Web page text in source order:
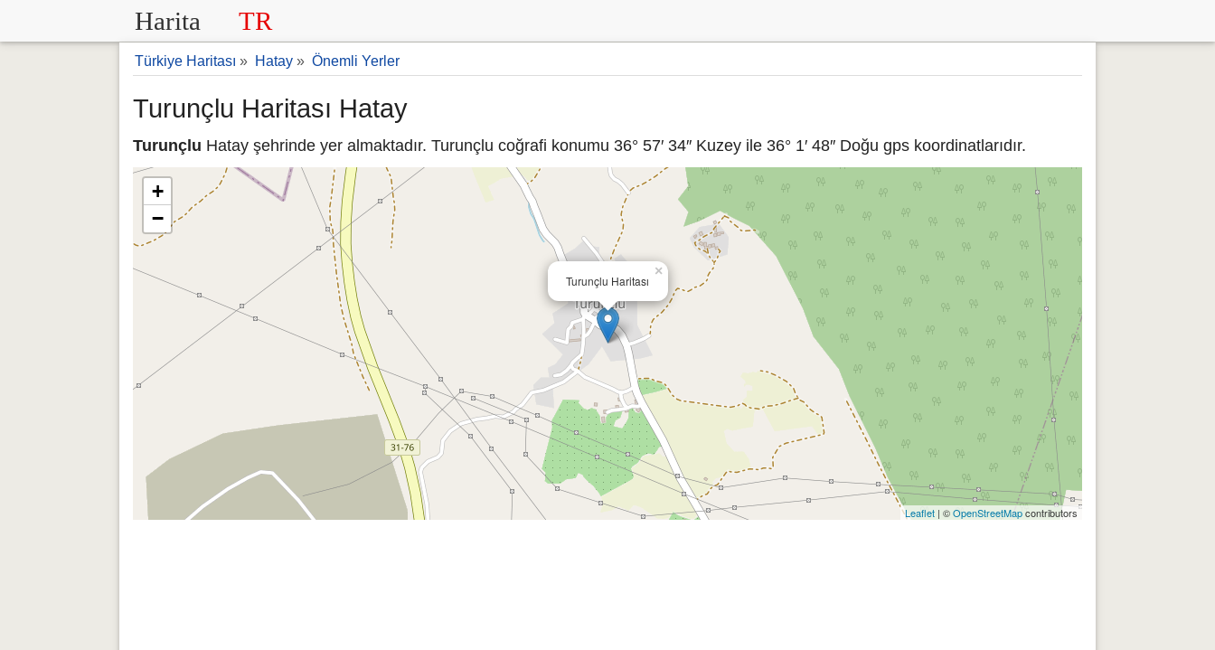
Harita TR
Türkiye Haritası » Hatay » Önemli Yerler
Turunçlu Haritası Hatay
Turunçlu Hatay şehrinde yer almaktadır. Turunçlu coğrafi konumu 36° 57′ 34″ Kuzey ile 36° 1′ 48″ Doğu gps koordinatlarıdır.
Turunçlu Haritası
×
+
−
Leaflet | ©OpenStreetMapcontributors